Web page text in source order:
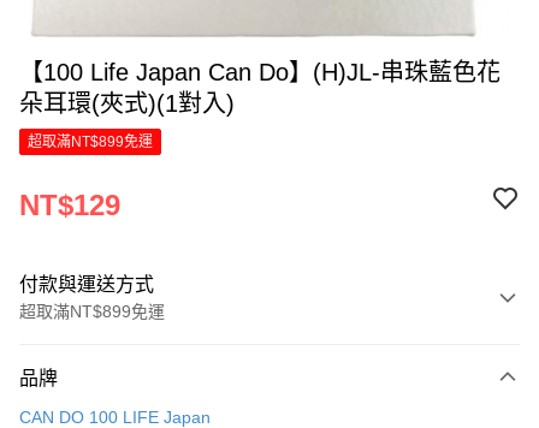
【100 Life Japan Can Do】(H)JL-串珠藍色花
朵耳環(夾式)(1對入)
超取滿NT$899免運
NT$129
付款與運送方式
超取滿NT$899免運
信用卡一次付款
品牌
CAN DO 100 LIFE Japan